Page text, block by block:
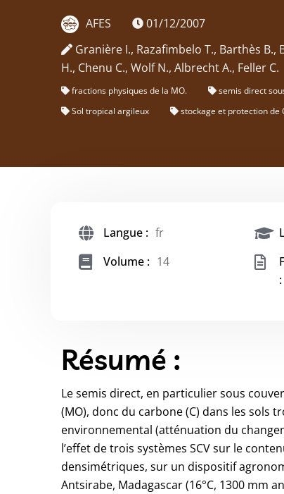
AFES
01/12/2007
Granière I., Razafimbelo T., Barthès B.,
H., Chenu C., Wolf N., Albrecht A., Feller C.
fractions physiques de la MO.
semis direct
Sol tropical argileux
stockage et protection de
Langue : fr
Volume : 14
:
Résumé :
Le semis direct, en particulier sous
(MO), donc du carbone (C) dans les sols
environnemental (atténuation du
l’effet de trois systèmes SCV sur le
densimétriques, sur un dispositif
Antsirabe, Madagascar (16°C, 1300 mm